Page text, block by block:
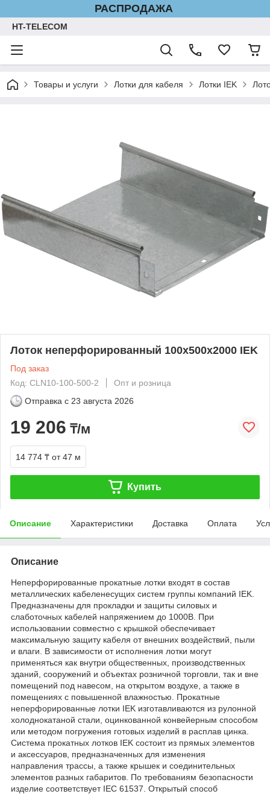
РАСПРОДАЖА
HT-TELECOM
Товары и услуги Лотки для кабеля Лотки IEK
Лоток неперфорированный 100х500х2000 IEK
Под заказ
Код: CLN10-100-500-2
Опт и розница
Отправка с 23 августа 2026
19 206 ₸/м
14 774 ₸ от 47 м
Купить
Описание Характеристики Доставка Оплата
Описание
Неперфорированные прокатные лотки входят в состав
металлических кабеленесущих систем группы компаний IEK.
Предназначены для прокладки и защиты силовых и
слаботочных кабелей напряжением до 1000В. При
использовании совместно с крышкой обеспечивает
максимальную защиту кабеля от внешних воздействий, пыли
и влаги. В зависимости от исполнения лотки могут
применяться как внутри общественных, производственных
зданий, сооружений и объектах розничной торговли, так и вне
помещений под навесом, на открытом воздухе, а также в
помещениях с повышенной влажностью. Прокатные
неперфорированные лотки IEK изготавливаются из рулонной
холоднокатаной стали, оцинкованной конвейерным способом
или методом погружения готовых изделий в расплав цинка.
Система прокатных лотков IEK состоит из прямых элементов
и аксессуаров, предназначенных для изменения
направления трассы, а также крышек и соединительных
элементов разных габаритов. По требованиям безопасности
изделие соответствует IEC 61537. Открытый способ